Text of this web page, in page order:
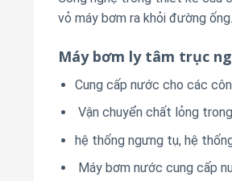
vỏ máy bơm ra khỏi đường ống.
Máy bơm ly tâm trục
Cung cấp nước cho các
Vận chuyển chất lỏng
hệ thống ngưng tụ, hệ
Máy bơm nước cung cấp